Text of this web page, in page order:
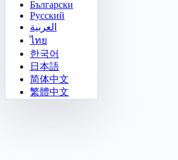
Български
Русский
العربية
ไทย
한국어
日本語
简体中文
繁體中文